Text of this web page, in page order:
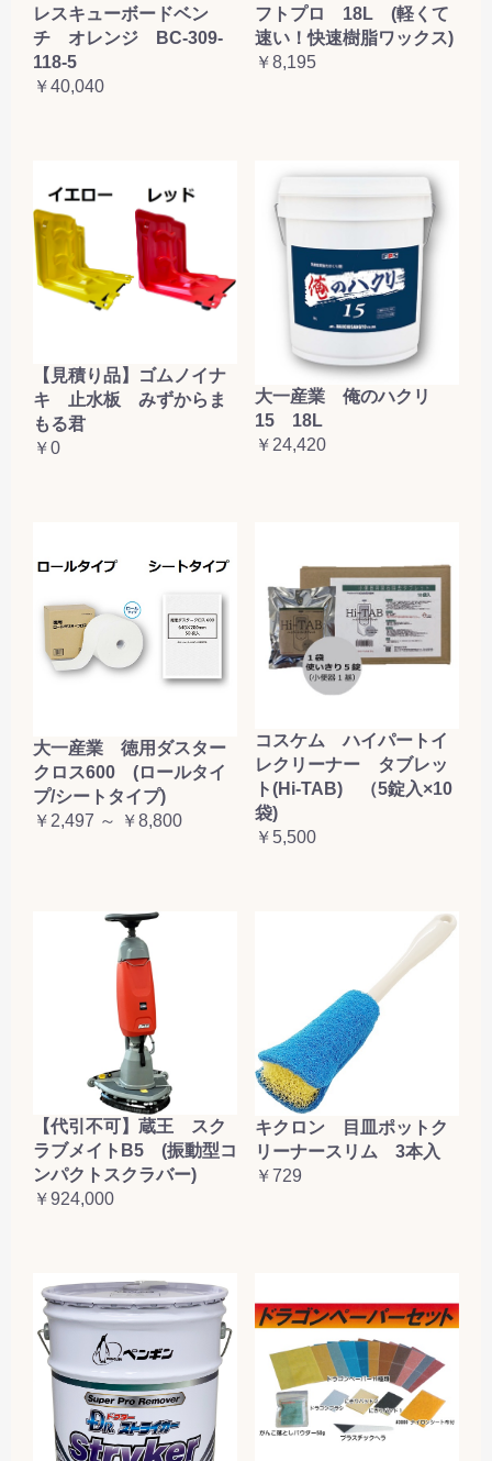
レスキューボードベン
チ オレンジ BC-309-
118-5
￥40,040
フトプロ 18L (軽くて
速い！快速樹脂ワックス)
￥8,195
【見積り品】ゴムノイナ
キ 止水板 みずからま
もる君
￥0
大一産業 俺のハクリ
15 18L
￥24,420
大一産業 徳用ダスター
クロス600 (ロールタイ
プ/シートタイプ)
￥2,497 ～ ￥8,800
コスケム ハイパートイ
レクリーナー タブレッ
ト(Hi-TAB) （5錠入×10
袋)
￥5,500
【代引不可】蔵王 スク
ラブメイトB5 (振動型コ
ンパクトスクラバー)
￥924,000
キクロン 目皿ポットク
リーナースリム 3本入
￥729